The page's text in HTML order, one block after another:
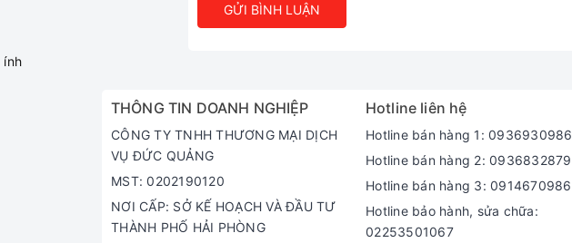
GỬI BÌNH LUẬN
ính
THÔNG TIN DOANH NGHIỆP
CÔNG TY TNHH THƯƠNG MẠI DỊCH
VỤ ĐỨC QUẢNG
MST: 0202190120
NƠI CẤP: SỞ KẾ HOẠCH VÀ ĐẦU TƯ
THÀNH PHỐ HẢI PHÒNG
Hotline liên hệ
Hotline bán hàng 1: 0936930986
Hotline bán hàng 2: 0936832879
Hotline bán hàng 3: 0914670986
Hotline bảo hành, sửa chữa:
02253501067